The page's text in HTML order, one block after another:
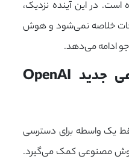
است. در این آینده نزدیک،
خلاصه نمی‌شود و هوش
ادامه می‌دهد.
مرورگر هوش مصنوعی جدید OpenAI
یک واسطه برای دسترسی
مصنوعی کمک می‌گیرد.